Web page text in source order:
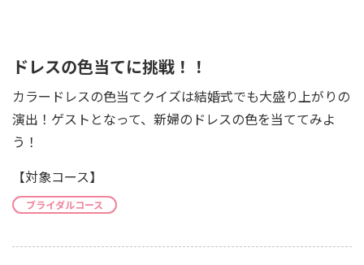
ドレスの色当てに挑戦！！
カラードレスの色当てクイズは結婚式でも大盛り上がりの
演出！ゲストとなって、新婦のドレスの色を当ててみよ
う！
【対象コース】
ブライダルコース